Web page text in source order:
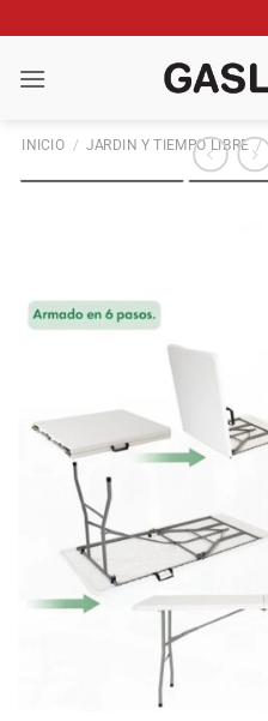
al
contenido
INICIO / JARDIN Y TIEMPO LIBRE /